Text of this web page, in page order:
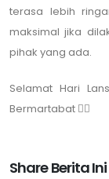
terasa lebih
maksimal jika
pihak yang ada.
Selamat Hari
Bermartabat 👍🏻
Share Berita Ini